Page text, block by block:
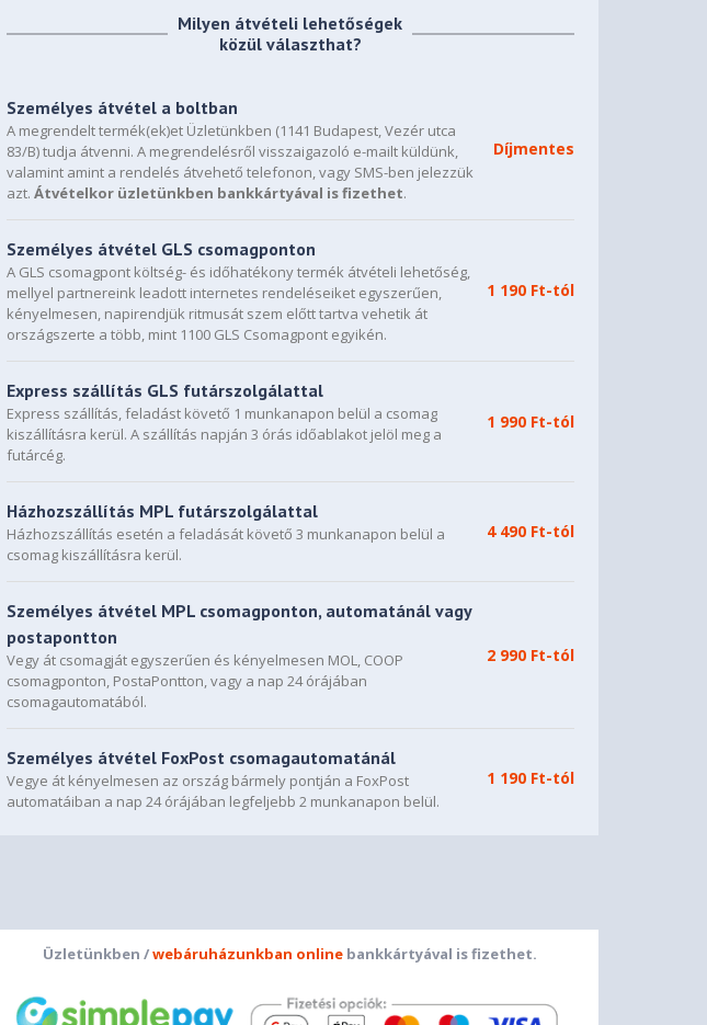
Milyen átvételi lehetőségek
közül választhat?
Személyes átvétel a boltban
A megrendelt termék(ek)et Üzletünkben (1141 Budapest, Vezér utca
83/B) tudja átvenni. A megrendelésről visszaigazoló e-mailt küldünk,
valamint amint a rendelés átvehető telefonon, vagy SMS-ben jelezzük
azt.Átvételkor üzletünkben bankkártyával is fizethet.
Díjmentes
Személyes átvétel GLS csomagponton
A GLS csomagpont költség- és időhatékony termék átvételi lehetőség,
mellyel partnereink leadott internetes rendeléseiket egyszerűen,
kényelmesen, napirendjük ritmusát szem előtt tartva vehetik át
országszerte a több, mint 1100 GLS Csomagpont egyikén.
1 190 Ft-tól
Express szállítás GLS futárszolgálattal
Express szállítás, feladást követő 1 munkanapon belül a csomag
kiszállításra kerül. A szállítás napján 3 órás időablakot jelöl meg a
futárcég.
1 990 Ft-tól
Házhozszállítás MPL futárszolgálattal
Házhozszállítás esetén a feladását követő 3 munkanapon belül a
csomag kiszállításra kerül.
4 490 Ft-tól
Személyes átvétel MPL csomagponton, automatánál vagy
postapontton
Vegy át csomagját egyszerűen és kényelmesen MOL, COOP
csomagponton, PostaPontton, vagy a nap 24 órájában
csomagautomatából.
2 990 Ft-tól
Személyes átvétel FoxPost csomagautomatánál
Vegye át kényelmesen az ország bármely pontján a FoxPost
automatáiban a nap 24 órájában legfeljebb 2 munkanapon belül.
1 190 Ft-tól
Üzletünkben /webáruházunkban online bankkártyával is fizethet.